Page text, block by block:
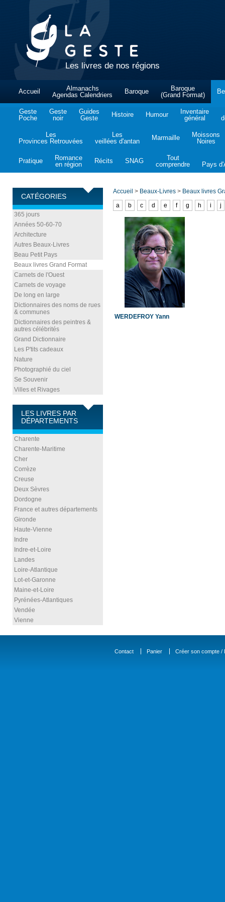
Les livres de nos régions
Accueil
Almanachs
Agendas Calendriers
Baroque
Baroque
(Grand Format)
Geste
Poche
Geste
noir
Guides
Geste
Histoire Humour
Inventaire
général
Les
Provinces Retrouvées
Les
veillées d'antan
Marmaille
Moissons
Noires
Pratique
Romance
en région
Récits SNAG
Tout
comprendre
Pays
CATÉGORIES
365 jours
Années 50-60-70
Architecture
Autres Beaux-Livres
Beau Petit Pays
Beaux livres Grand Format
Carnets de l'Ouest
Carnets de voyage
De long en large
Dictionnaires des noms de rues
& communes
Dictionnaires des peintres &
autres célébrités
Grand Dictionnaire
Les P'tits cadeaux
Nature
Photographié du ciel
Se Souvenir
Villes et Rivages
LES LIVRES PAR
DÉPARTEMENTS
Charente
Charente-Maritime
Cher
Corrèze
Creuse
Deux Sèvres
Dordogne
France et autres départements
Gironde
Haute-Vienne
Indre
Indre-et-Loire
Landes
Loire-Atlantique
Lot-et-Garonne
Maine-et-Loire
Pyrénées-Atlantiques
Vendée
Vienne
Accueil > Beaux-Livres > Beaux livres
a
b c d e f g h i j
WERDEFROY Yann
Contact Panier Créer son compte /